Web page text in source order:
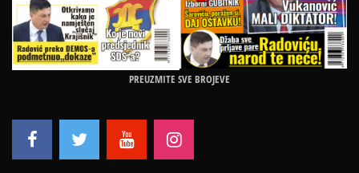
PREUZMITE SVE BROJEVE